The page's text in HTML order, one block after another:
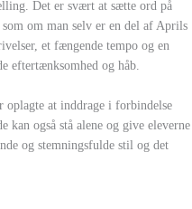
Det er svært at sætte ord på
om man selv er en del af Aprils
et fængende tempo og en
eftertænksomhed og håb.
oplagte at inddrage i forbindelse
kan også stå alene og give eleverne
og stemningsfulde stil og det